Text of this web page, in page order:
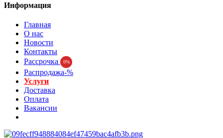
Информация
Главная
О нас
Новости
Контакты
Рассрочка
0%
Распродажа-%
Услуги
Доставка
Оплата
Вакансии